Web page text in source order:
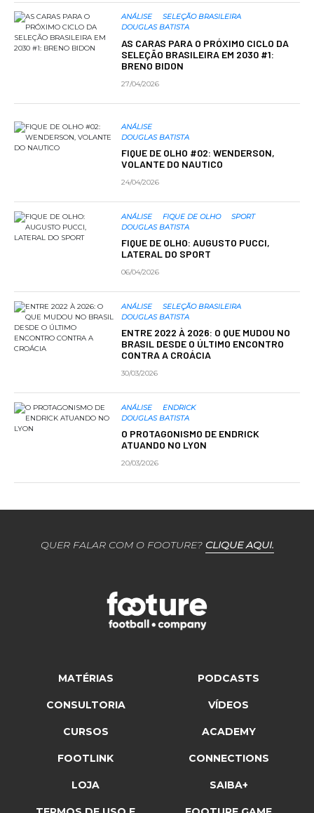
ANÁLISE
SELEÇÃO BRASILEIRA
DOUGLAS BATISTA
AS CARAS PARA O PRÓXIMO CICLO DA
SELEÇÃO BRASILEIRA EM 2030 #1:
BRENO BIDON
27/04/2026
ANÁLISE
DOUGLAS BATISTA
FIQUE DE OLHO #02: WENDERSON,
VOLANTE DO NAUTICO
24/04/2026
ANÁLISE FIQUE DE OLHO
SPORT
DOUGLAS BATISTA
FIQUE DE OLHO: AUGUSTO PUCCI,
LATERAL DO SPORT
06/04/2026
ANÁLISE
SELEÇÃO BRASILEIRA
DOUGLAS BATISTA
ENTRE 2022 À 2026: O QUE MUDOU NO
BRASIL DESDE O ÚLTIMO ENCONTRO
CONTRA A CROÁCIA
30/03/2026
ANÁLISE
ENDRICK
DOUGLAS BATISTA
O PROTAGONISMO DE ENDRICK
ATUANDO NO LYON
20/03/2026
QUER FALAR COM O FOOTURE? CLIQUE AQUI.
MATÉRIAS PODCASTS
CONSULTORIA VÍDEOS
CURSOS ACADEMY
FOOTLINK CONNECTIONS
LOJA SAIBA+